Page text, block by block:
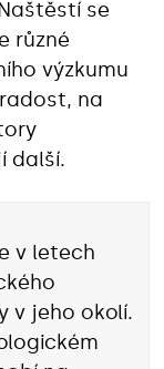
se
různé
výzkumu
na
další.
v letech
v jeho okolí.